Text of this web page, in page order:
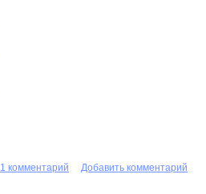
1 комментарий Добавить комментарий